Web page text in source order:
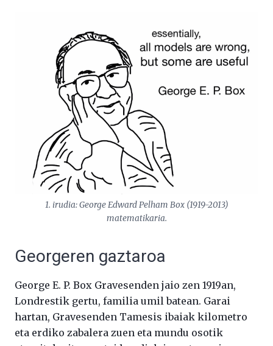
1. irudia: George Edward Pelham Box (1919-2013)
matematikaria.
Georgeren gaztaroa
George E. P. Box Gravesenden jaio zen 1919an,
Londrestik gertu, familia umil batean. Garai
hartan, Gravesenden Tamesis ibaiak kilometro
eta erdiko zabalera zuen eta mundu osotik